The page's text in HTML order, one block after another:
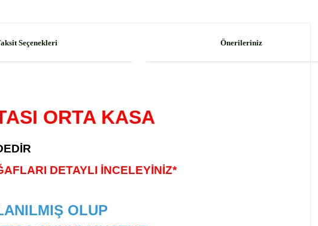
Seçenekleri Önerileriniz
ORTA KASA
DETAYLI İNCELEYİNİZ*
OLUP